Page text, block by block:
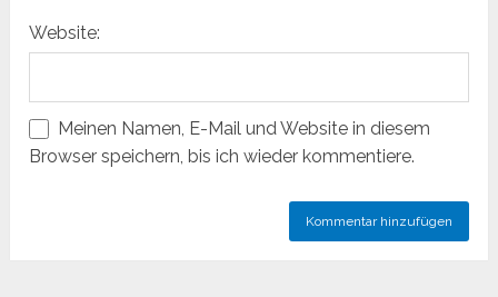
Website:
Meinen Namen, E-Mail und Website in diesem
Browser speichern, bis ich wieder kommentiere.